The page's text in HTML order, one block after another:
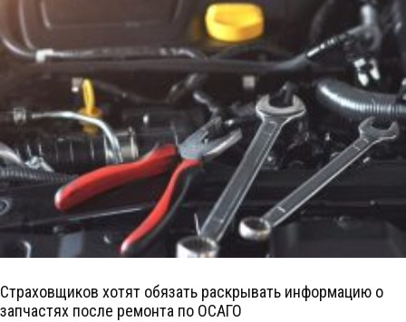
Страховщиков хотят обязать раскрывать информацию о
запчастях после ремонта по ОСАГО